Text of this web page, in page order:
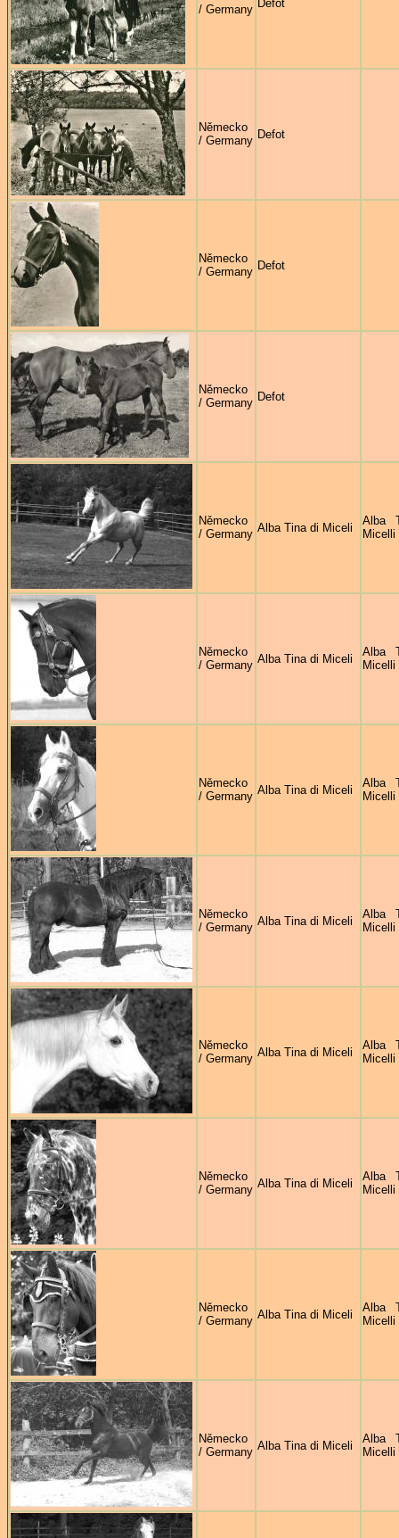
/ Germany
Defot
Německo
/ Germany Defot
Německo
/ Germany Defot
Německo
/ Germany Defot
Německo
/ Germany Alba Tina di Miceli
Alba
Micelli
Německo
/ Germany Alba Tina di Miceli
Alba
Micelli
Německo
/ Germany Alba Tina di Miceli
Alba
Micelli
Německo
/ Germany Alba Tina di Miceli
Alba
Micelli
Německo
/ Germany Alba Tina di Miceli
Alba
Micelli
Německo
/ Germany Alba Tina di Miceli
Alba
Micelli
Německo
/ Germany Alba Tina di Miceli
Alba
Micelli
Německo
/ Germany Alba Tina di Miceli
Alba
Micelli